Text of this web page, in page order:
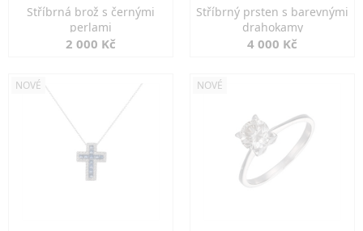
Stříbrná brož s černými
perlami
2 000 Kč
Stříbrný prsten s barevnými
drahokamy
4 000 Kč
NOVÉ NOVÉ